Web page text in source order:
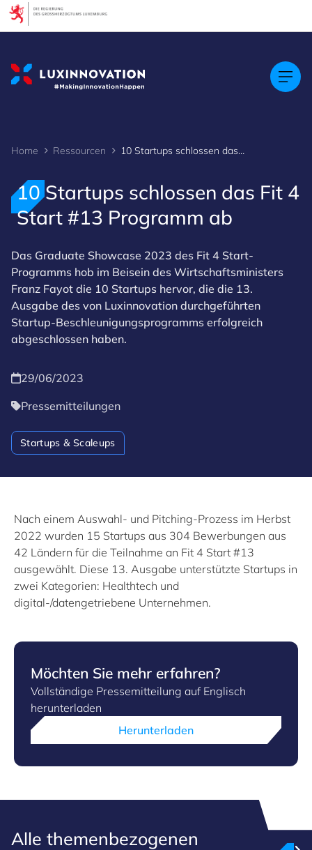
Home Ressourcen 10 Startups schlossen das Fit 4 Start #13 Programm ab
10 Startups schlossen das Fit 4
Start #13 Programm ab
Das Graduate Showcase 2023 des Fit 4 Start-
Programms hob im Beisein des Wirtschaftsministers
Franz Fayot die 10 Startups hervor, die die 13.
Ausgabe des von Luxinnovation durchgeführten
Startup-Beschleunigungsprogramms erfolgreich
abgeschlossen haben.
29/06/2023
Pressemitteilungen
Startups & Scaleups
Nach einem Auswahl- und Pitching-Prozess im Herbst
2022 wurden 15 Startups aus 304 Bewerbungen aus
42 Ländern für die Teilnahme an Fit 4 Start #13
ausgewählt. Diese 13. Ausgabe unterstützte Startups in
zwei Kategorien: Healthtech und
digital-/datengetriebene Unternehmen.
Möchten Sie mehr erfahren?
Vollständige Pressemitteilung auf Englisch
herunterladen
Herunterladen
Alle themenbezogenen
Cookies management panel